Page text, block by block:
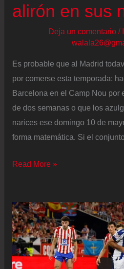
alirón en sus
Deja un comentario /
Es probable que al Madrid
por comerse esta temporada:
Barcelona en el Camp Nou por
de dos semanas o que los
narices ese domingo 10 de
forma matemática. Si el
El
sapo
para
el
Real
Madrid:
que
Read More »